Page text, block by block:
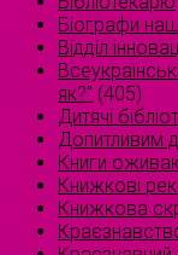
Біографи
Відділ
як?" (405)
Дитячі
Допитливим
Книги
Книжкові
Книжкова